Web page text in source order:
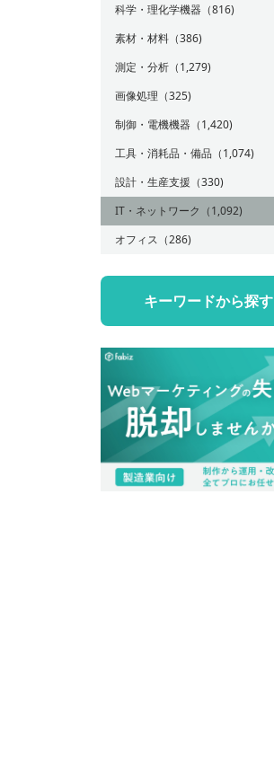
科学・理化学機器 （816)
素材・材料 （386)
測定・分析 （1,279)
画像処理 （325)
制御・電機機器 （1,420)
工具・消耗品・備品 （1,074)
設計・生産支援 （330)
IT・ネットワーク （1,092)
オフィス （286)
キーワードから探す